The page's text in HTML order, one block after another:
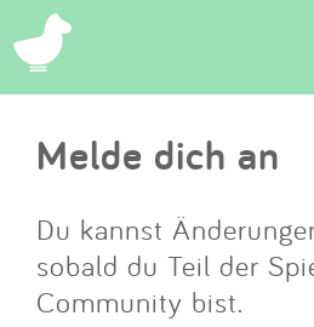
Suchen
App
Melde dich an
Du kannst
sobald du Teil der
Community bist.